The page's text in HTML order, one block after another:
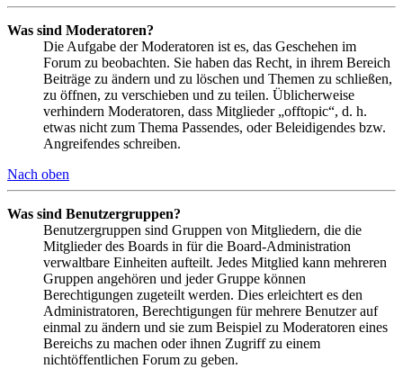
Was sind Moderatoren?
Die Aufgabe der Moderatoren ist es, das Geschehen im
Forum zu beobachten. Sie haben das Recht, in ihrem Bereich
Beiträge zu ändern und zu löschen und Themen zu schließen,
zu öffnen, zu verschieben und zu teilen. Üblicherweise
verhindern Moderatoren, dass Mitglieder „offtopic“, d. h.
etwas nicht zum Thema Passendes, oder Beleidigendes bzw.
Angreifendes schreiben.
Nach oben
Was sind Benutzergruppen?
Benutzergruppen sind Gruppen von Mitgliedern, die die
Mitglieder des Boards in für die Board-Administration
verwaltbare Einheiten aufteilt. Jedes Mitglied kann mehreren
Gruppen angehören und jeder Gruppe können
Berechtigungen zugeteilt werden. Dies erleichtert es den
Administratoren, Berechtigungen für mehrere Benutzer auf
einmal zu ändern und sie zum Beispiel zu Moderatoren eines
Bereichs zu machen oder ihnen Zugriff zu einem
nichtöffentlichen Forum zu geben.